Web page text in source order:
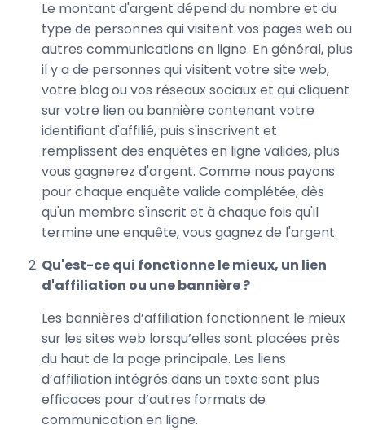
Le montant d'argent dépend du nombre et du
type de personnes qui visitent vos pages web ou
autres communications en ligne. En général, plus
il y a de personnes qui visitent votre site web,
votre blog ou vos réseaux sociaux et qui cliquent
sur votre lien ou bannière contenant votre
identifiant d'affilié, puis s'inscrivent et
remplissent des enquêtes en ligne valides, plus
vous gagnerez d'argent. Comme nous payons
pour chaque enquête valide complétée, dès
qu'un membre s'inscrit et à chaque fois qu'il
termine une enquête, vous gagnez de l'argent.
Qu'est-ce qui fonctionne le mieux, un lien
d'affiliation ou une bannière ?
Les bannières d’affiliation fonctionnent le mieux
sur les sites web lorsqu’elles sont placées près
du haut de la page principale. Les liens
d’affiliation intégrés dans un texte sont plus
efficaces pour d’autres formats de
communication en ligne.